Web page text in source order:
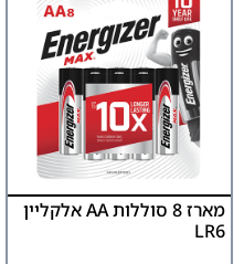
מארז 8 סוללות AA אלקליין
LR6